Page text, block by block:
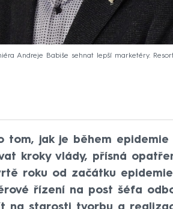
Andreje Babiše sehnat lepší marketéry.
tom, jak je během epidemie
kroky vlády, přísná
roku od začátku
řízení na post šéfa